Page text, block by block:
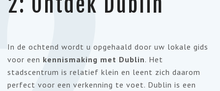
In de ochtend wordt u opgehaald door uw lokale gids
voor een kennismaking met Dublin. Het
stadscentrum is relatief klein en leent zich daarom
perfect voor een verkenning te voet. Dublin is een